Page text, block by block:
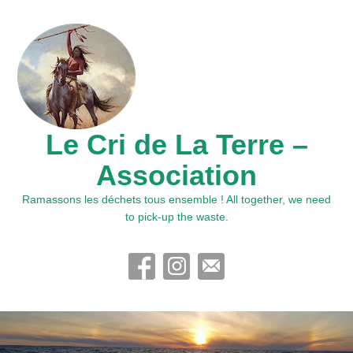
Le Cri de La Terre –
Association
Ramassons les déchets tous ensemble ! All together, we need
to pick-up the waste.